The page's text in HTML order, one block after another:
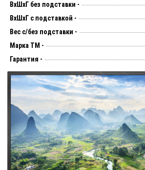
ВхШхГ без подставки -
ВхШхГ с подставкой -
Вес с/без подставки -
Марка ТМ -
Гарантия -